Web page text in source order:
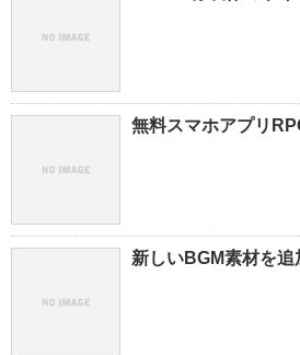
無料スマホアプリ
新しいBGM素材を追